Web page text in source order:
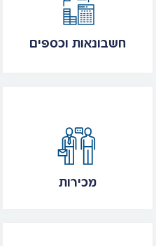
חשבונאות וכספים
מכירות